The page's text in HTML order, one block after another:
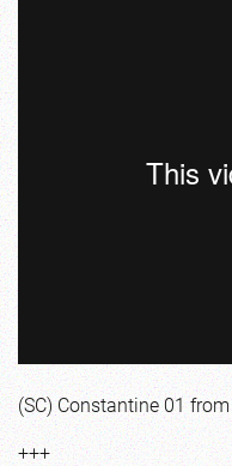
(SC) Constantine 01from
+++